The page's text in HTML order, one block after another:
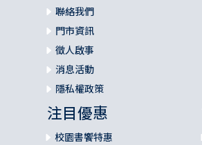
聯絡我們
門市資訊
徵人啟事
消息活動
隱私權政策
注目優惠
校園書饗特惠